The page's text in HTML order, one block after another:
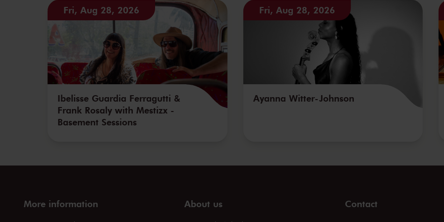
Fri, Aug 28, 2026
Ibelisse Guardia Ferragutti &
Frank Rosaly with Mestizx -
Basement Sessions
Fri, Aug 28, 2026
Ayanna Witter-Johnson
More information About us Contact